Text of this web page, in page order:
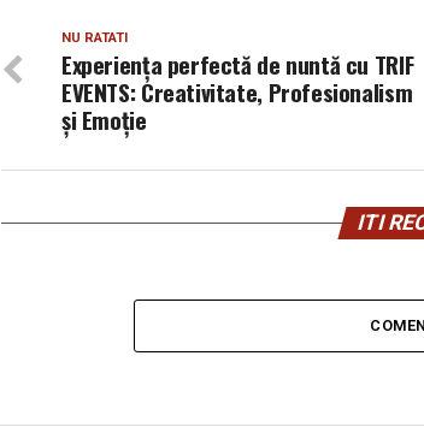
NU RATATI
Experiența perfectă de nuntă cu TRIF
EVENTS: Creativitate, Profesionalism
și Emoție
ITI